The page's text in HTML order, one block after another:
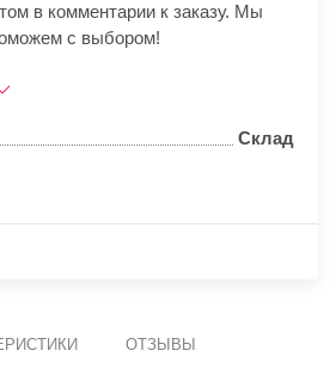
в комментарии к заказу. Мы
с выбором!
Склад
ОТЗЫВЫ